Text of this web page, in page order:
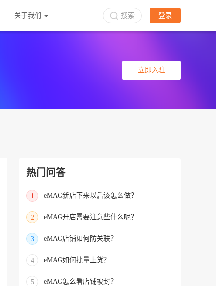
关于我们 搜索 登录
立即入驻
热门问答
1 eMAG新店下来以后该怎么做？
2 eMAG开店需要注意些什么呢？
3 eMAG店铺如何防关联？
4 eMAG如何批量上货？
5 eMAG怎么看店铺被封？